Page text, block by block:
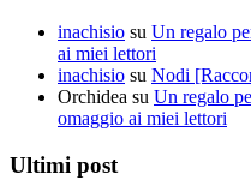
inachisio su Un regalo
ai miei lettori
inachisio su Nodi
Orchidea su Un regalo
omaggio ai miei lettori
Ultimi post